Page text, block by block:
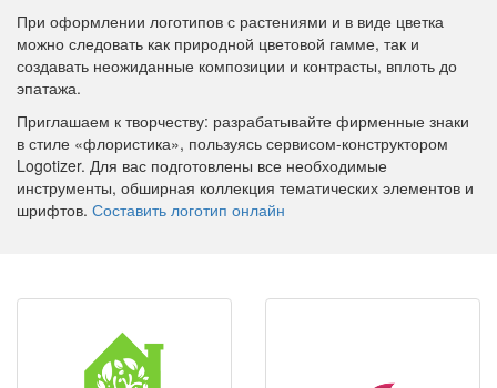
При оформлении логотипов с растениями и в виде цветка
можно следовать как природной цветовой гамме, так и
создавать неожиданные композиции и контрасты, вплоть до
эпатажа.
Приглашаем к творчеству: разрабатывайте фирменные знаки
в стиле «флористика», пользуясь сервисом-конструктором
Logotizer. Для вас подготовлены все необходимые
инструменты, обширная коллекция тематических элементов и
шрифтов. Составить логотип онлайн